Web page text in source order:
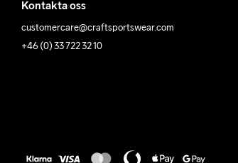
Kontakta oss
customercare@craftsportswear.com
+46 (0) 33 722 32 10